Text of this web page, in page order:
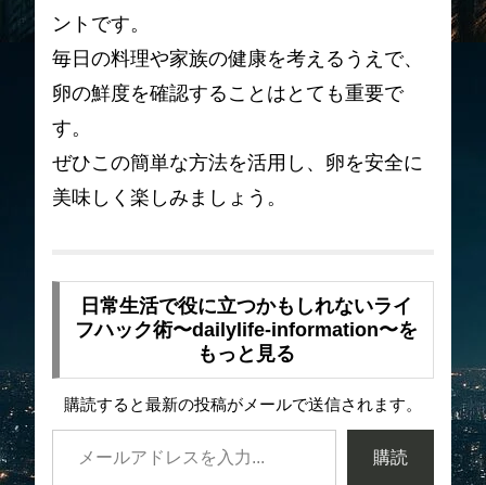
ントです。
毎日の料理や家族の健康を考えるうえで、
卵の鮮度を確認することはとても重要で
す。
ぜひこの簡単な方法を活用し、卵を安全に
美味しく楽しみましょう。
日常生活で役に立つかもしれないライ
フハック術〜dailylife-information〜を
もっと見る
購読すると最新の投稿がメールで送信されます。
購読